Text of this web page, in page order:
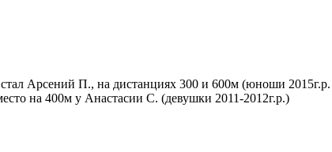
Арсений П., на дистанциях 300 и 600м (юноши 2015г.р.
на 400м у Анастасии С. (девушки 2011-2012г.р.)